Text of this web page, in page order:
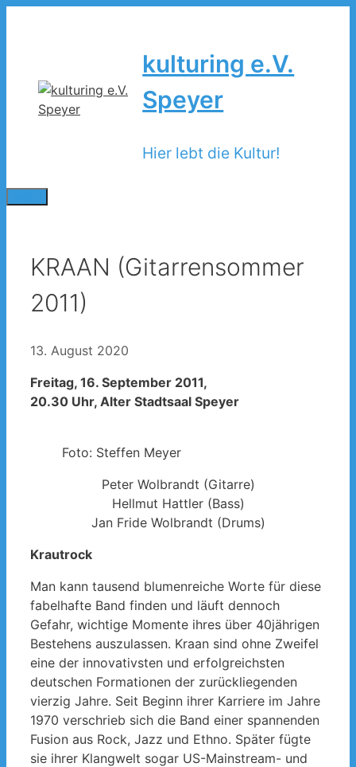
kulturing e.V.
Speyer
Hier lebt die Kultur!
KRAAN (Gitarrensommer
2011)
13. August 2020
Freitag, 16. September 2011,
20.30 Uhr, Alter Stadtsaal Speyer
Foto: Steffen Meyer
Peter Wolbrandt (Gitarre)
Hellmut Hattler (Bass)
Jan Fride Wolbrandt (Drums)
Krautrock
Man kann tausend blumenreiche Worte für diese
fabelhafte Band finden und läuft dennoch
Gefahr, wichtige Momente ihres über 40jährigen
Bestehens auszulassen. Kraan sind ohne Zweifel
eine der innovativsten und erfolgreichsten
deutschen Formationen der zurückliegenden
vierzig Jahre. Seit Beginn ihrer Karriere im Jahre
1970 verschrieb sich die Band einer spannenden
Fusion aus Rock, Jazz und Ethno. Später fügte
sie ihrer Klangwelt sogar US-Mainstream- und